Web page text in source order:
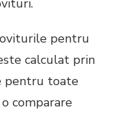
pentru
calculat prin
pentru toate
comparare